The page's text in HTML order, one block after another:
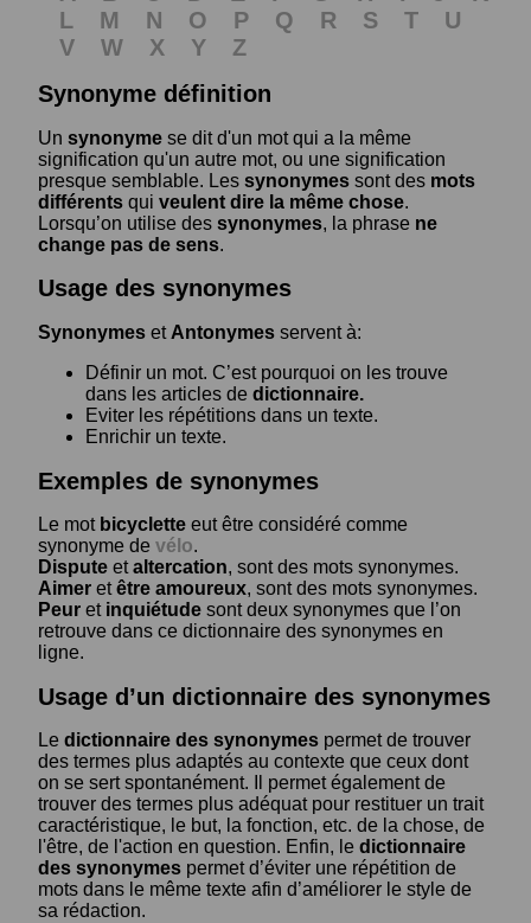
L
M N O P Q R S T
U
V
W X Y
Z
Synonyme définition
Un synonyme se dit d'un mot qui a la même
signification qu'un autre mot, ou une signification
presque semblable. Les synonymes sont des mots
différents qui veulent dire la même chose.
Lorsqu’on utilise des synonymes, la phrase ne
change pas de sens.
Usage des synonymes
Synonymes et Antonymes servent à:
Définir un mot. C’est pourquoi on les trouve
dans les articles de dictionnaire.
Eviter les répétitions dans un texte.
Enrichir un texte.
Exemples de synonymes
Le mot bicyclette eut être considéré comme
synonyme de vélo.
Dispute etaltercation, sont des mots synonymes.
Aimer etêtre amoureux, sont des mots synonymes.
Peur et inquiétude sont deux synonymes que l’on
retrouve dans ce dictionnaire des synonymes en
ligne.
Usage d’un dictionnaire des synonymes
Le dictionnaire des synonymes permet de trouver
des termes plus adaptés au contexte que ceux dont
on se sert spontanément. Il permet également de
trouver des termes plus adéquat pour restituer un trait
caractéristique, le but, la fonction, etc. de la chose, de
l'être, de l'action en question. Enfin, le dictionnaire
des synonymes permet d’éviter une répétition de
mots dans le même texte afin d’améliorer le style de
sa rédaction.